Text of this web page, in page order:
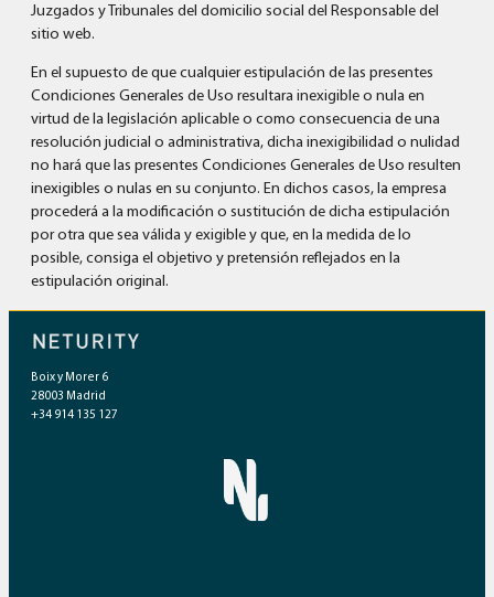
Juzgados y Tribunales del domicilio social del Responsable del
sitio web.
En el supuesto de que cualquier estipulación de las presentes
Condiciones Generales de Uso resultara inexigible o nula en
virtud de la legislación aplicable o como consecuencia de una
resolución judicial o administrativa, dicha inexigibilidad o nulidad
no hará que las presentes Condiciones Generales de Uso resulten
inexigibles o nulas en su conjunto. En dichos casos, la empresa
procederá a la modificación o sustitución de dicha estipulación
por otra que sea válida y exigible y que, en la medida de lo
posible, consiga el objetivo y pretensión reflejados en la
estipulación original.
Boix y Morer 6
28003 Madrid
+34 914 135 127